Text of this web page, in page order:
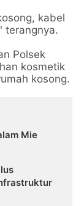
kabel
terangnya.
Polsek
kosmetik
kosong.
Mie